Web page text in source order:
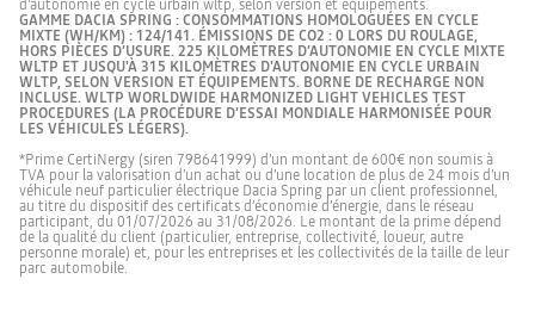
d'autonomie en cycle urbain wltp, selon version et équipements.
GAMME DACIA SPRING : CONSOMMATIONS HOMOLOGUÉES EN CYCLE
MIXTE (WH/KM) : 124/141. ÉMISSIONS DE CO2 : 0 LORS DU ROULAGE,
HORS PIÈCES D’USURE. 225 KILOMÈTRES D’AUTONOMIE EN CYCLE MIXTE
WLTP ET JUSQU'À 315 KILOMÈTRES D'AUTONOMIE EN CYCLE URBAIN
WLTP, SELON VERSION ET ÉQUIPEMENTS. BORNE DE RECHARGE NON
INCLUSE. WLTP WORLDWIDE HARMONIZED LIGHT VEHICLES TEST
PROCEDURES (LA PROCÉDURE D'ESSAI MONDIALE HARMONISÉE POUR
LES VÉHICULES LÉGERS).
*Prime CertiNergy (siren 798641999) d’un montant de 600€ non soumis à
TVA pour la valorisation d’un achat ou d’une location de plus de 24 mois d’un
véhicule neuf particulier électrique Dacia Spring par un client professionnel,
au titre du dispositif des certificats d’économie d’énergie, dans le réseau
participant, du 01/07/2026 au 31/08/2026. Le montant de la prime dépend
de la qualité du client (particulier, entreprise, collectivité, loueur, autre
personne morale) et, pour les entreprises et les collectivités de la taille de leur
parc automobile.​​